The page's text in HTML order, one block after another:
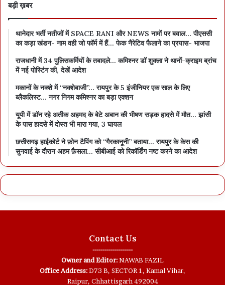
बड़ी ख़बर
थानेदार भर्ती नतीजों में SPACE RANI और NEWS नामों पर बवाल… पीएससी
का कड़ा खंडन- नाम वही जो फॉर्म में हैं… फेक नैरेटिव फैलाने का प्रयास- भाजपा
राजधानी में 34 पुलिसकर्मियों के तबादले… कमिश्नर डॉ शुक्ला ने थानों-क्राइम ब्रांच
में नई पोस्टिंग की, देखें आदेश
मकानों के नक्शे में “नक्शेबाजी”… रायपुर के 5 इंजीनियर एक साल के लिए
ब्लैकलिस्ट… नगर निगम कमिश्नर का बड़ा एक्शन
यूपी में डॉन रहे अतीक अहमद के बेटे अबान की भीषण सड़क हादसे में मौत… झांसी
के पास हादसे में दोस्त भी मारा गया, 3 घायल
छत्तीसगढ़ हाईकोर्ट ने फ़ोन टैपिंग को “गैरकानूनी” बताया… रायपुर के केस की
सुनवाई के दौरान अहम फ़ैसला… सीबीआई को रिकॉर्डिंग नष्ट करने का आदेश
Contact Us
--------------------
Owner and Editor:NAWAB FAZIL
Office Address:D73 B, SECTOR 1, Kamal Vihar,
Raipur, Chhattisgarh 492004